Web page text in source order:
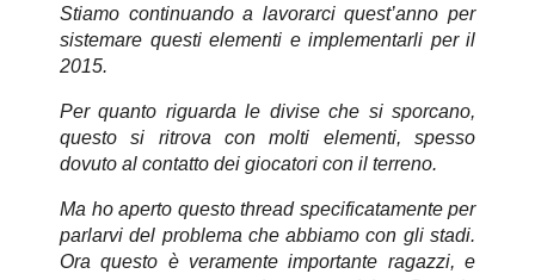
Stiamo continuando a lavorarci quest’anno per
sistemare questi elementi e implementarli per il
2015.
Per quanto riguarda le divise che si sporcano,
questo si ritrova con molti elementi, spesso
dovuto al contatto dei giocatori con il terreno.
Ma ho aperto questo thread specificatamente per
parlarvi del problema che abbiamo con gli stadi.
Ora questo è veramente importante ragazzi, e